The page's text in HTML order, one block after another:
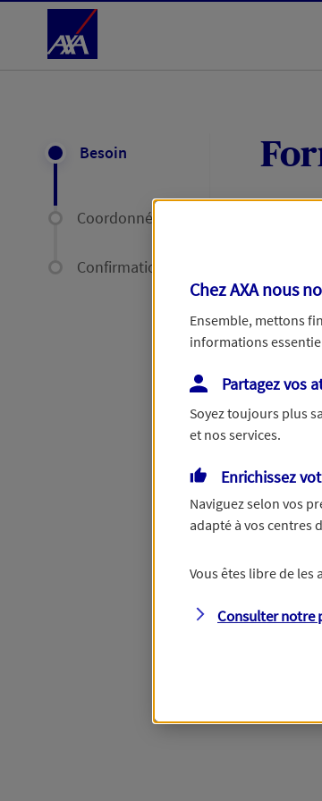
Accéder au Contenu
Besoin
Coordonnées
Confirmation
Votre
Vous
Chez AXA nous
Ensemble, mettons
informations
Partagez vos
Soyez toujours plus
et nos services.
Enrichissez
Naviguez selon vos
adapté à vos centres
Vous êtes libre de
Consulter notre